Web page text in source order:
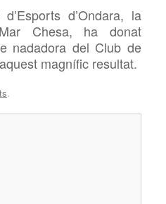
d’Ondara, la
Chesa, ha donat
nadadora del Club de
magnífic resultat.
.